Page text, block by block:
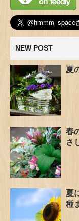
NEW POST
夏
春
さ
夏
種